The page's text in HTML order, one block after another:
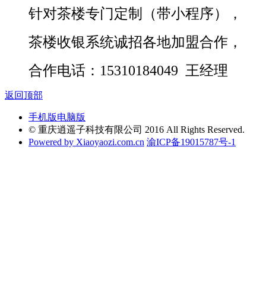
针对茶楼专门定制（带小程序），
茶楼收银系统诚招各地加盟合作，
合作电话：15310184049 王经理
返回顶部
手机版电脑版
© 重庆逍遥子科技有限公司 2016 All Rights Reserved.
Powered by Xiaoyaozi.com.cn 渝ICP备19015787号-1